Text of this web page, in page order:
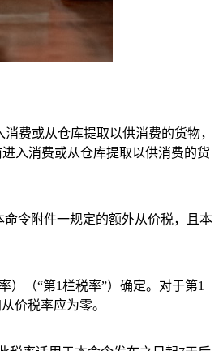
费或从仓库提取以供消费的货物，
入消费或从仓库提取以供消费的货
令附件一规定的额外从价税，且本
（“第1栏税率”）确定。对于第1
价税率应为零。